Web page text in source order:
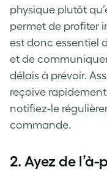
physique plutôt
permet de profiter
est donc essentiel
et de
délais à prévoir.
reçoive
notifiez-le
commande.
2. Ayez de